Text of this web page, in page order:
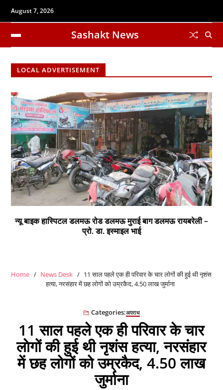
August 7, 2026
Sashakt News
LOCAL ADVERTISEMENT
न्यू बाइक हास्पिटल डलमऊ रोड डलमऊ मुराई बाग डलमऊ रायबरेली –
प्रो. डा. इस्माइल भाई
Home News Desk
11 साल पहले एक ही परिवार के चार लाेगों की हुई थी नृशंस
हत्या, नरसंहार में छह लोगों को उम्रकैद, 4.50 लाख जुर्माना
Categories:अपराध
11 साल पहले एक ही परिवार के चार
लाेगों की हुई थी नृशंस हत्या, नरसंहार
में छह लोगों को उम्रकैद, 4.50 लाख
जुर्माना